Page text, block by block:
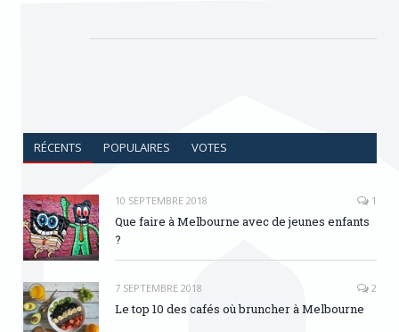
RÉCENTS POPULAIRES VOTES
10 SEPTEMBRE 2018 1
Que faire à Melbourne avec de jeunes enfants
?
7 SEPTEMBRE 2018 2
Le top 10 des cafés où bruncher à Melbourne